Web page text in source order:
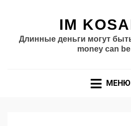
IM
Длинные деньги могут
money can
МЕНЮ